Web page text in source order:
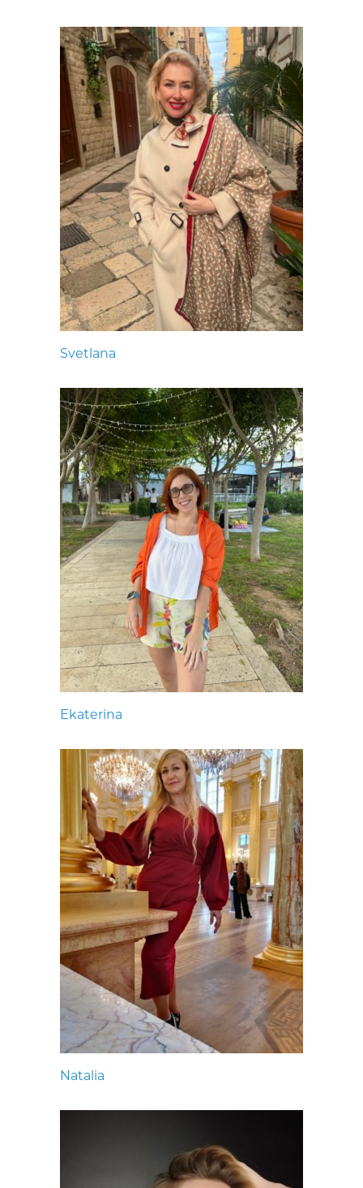
Svetlana
Ekaterina
Natalia